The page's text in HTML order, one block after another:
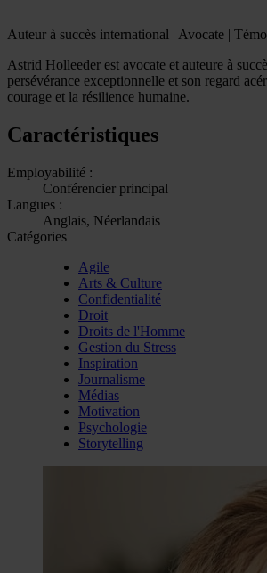
Auteur à succès international | Avocate |
Astrid Holleeder est avocate et auteure à
persévérance exceptionnelle et son regard
courage et la résilience humaine.
Caractéristiques
Employabilité :
Conférencier principal
Langues :
Anglais, Néerlandais
Catégories
Agile
Arts & Culture
Confidentialité
Droit
Droits de l'Homme
Gestion du Stress
Inspiration
Journalisme
Médias
Motivation
Psychologie
Storytelling